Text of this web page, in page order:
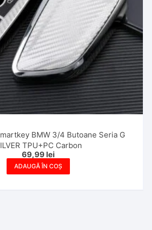
BMW 3/4 Butoane Seria G
TPU+PC Carbon
69,99 lei
ADAUGĂ ÎN COȘ